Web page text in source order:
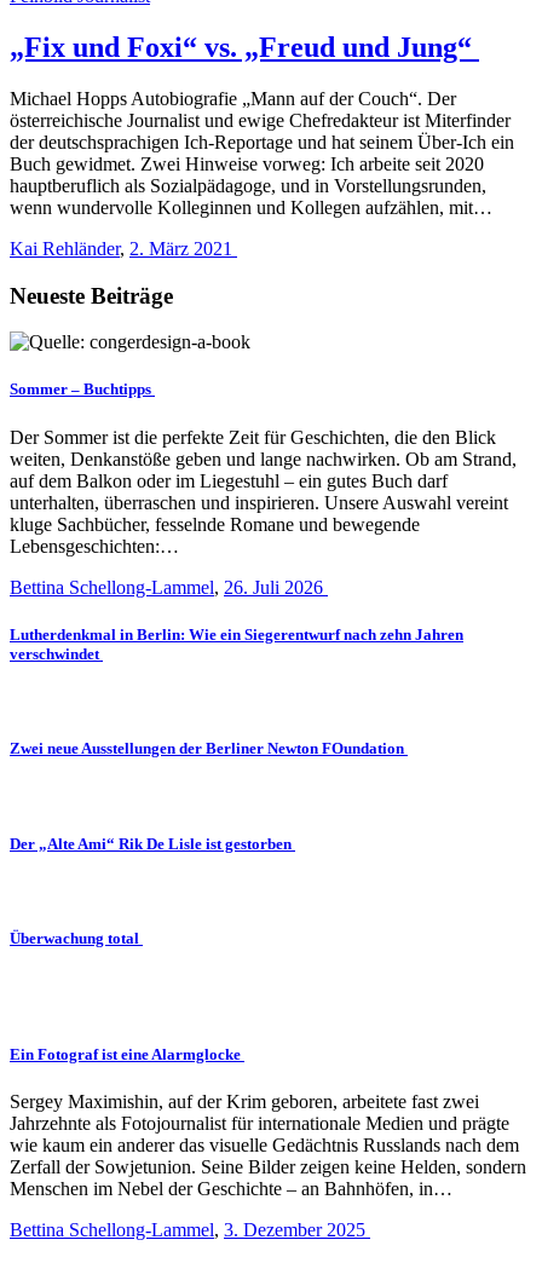
„Fix und Foxi“ vs. „Freud und Jung“
Michael Hopps Autobiografie „Mann auf der Couch“. Der
österreichische Journalist und ewige Chefredakteur ist Miterfinder
der deutschsprachigen Ich-Reportage und hat seinem Über-Ich ein
Buch gewidmet. Zwei Hinweise vorweg: Ich arbeite seit 2020
hauptberuflich als Sozialpädagoge, und in Vorstellungsrunden,
wenn wundervolle Kolleginnen und Kollegen aufzählen, mit…
Kai Rehländer, 2. März 2021
Neueste Beiträge
Sommer – Buchtipps
Der Sommer ist die perfekte Zeit für Geschichten, die den Blick
weiten, Denkanstöße geben und lange nachwirken. Ob am Strand,
auf dem Balkon oder im Liegestuhl – ein gutes Buch darf
unterhalten, überraschen und inspirieren. Unsere Auswahl vereint
kluge Sachbücher, fesselnde Romane und bewegende
Lebensgeschichten:…
Bettina Schellong-Lammel, 26. Juli 2026
Lutherdenkmal in Berlin: Wie ein Siegerentwurf nach zehn Jahren
verschwindet
Zwei neue Ausstellungen der Berliner Newton FOundation
Der „Alte Ami“ Rik De Lisle ist gestorben
Überwachung total
Ein Fotograf ist eine Alarmglocke
Sergey Maximishin, auf der Krim geboren, arbeitete fast zwei
Jahrzehnte als Fotojournalist für internationale Medien und prägte
wie kaum ein anderer das visuelle Gedächtnis Russlands nach dem
Zerfall der Sowjetunion. Seine Bilder zeigen keine Helden, sondern
Menschen im Nebel der Geschichte – an Bahnhöfen, in…
Bettina Schellong-Lammel, 3. Dezember 2025